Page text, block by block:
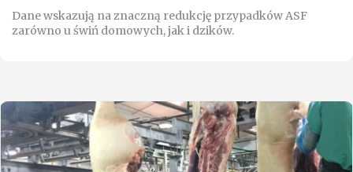
Dane wskazują na znaczną redukcję przypadków ASF
zarówno u świń domowych, jak i dzików.